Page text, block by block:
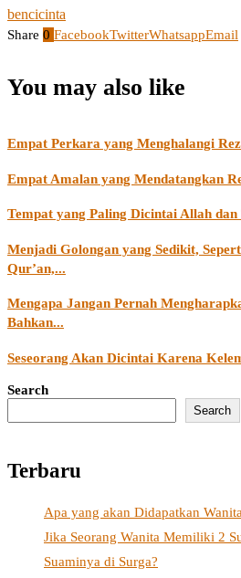
bencicinta
Share 0 FacebookTwitterWhatsappEmail
You may also like
Empat Perkara yang Menghalangi
Empat Amalan yang Mendatangkan
Tempat yang Paling Dicintai Allah dan
Menjadi Golongan yang Sedikit,
Qur’an,...
Mengapa Jangan Pernah
Bahkan...
Seseorang Akan Dicintai Karena
Search
Search
Terbaru
Apa yang akan Didapatkan
Jika Seorang Wanita Memiliki 2
Suaminya di Surga?